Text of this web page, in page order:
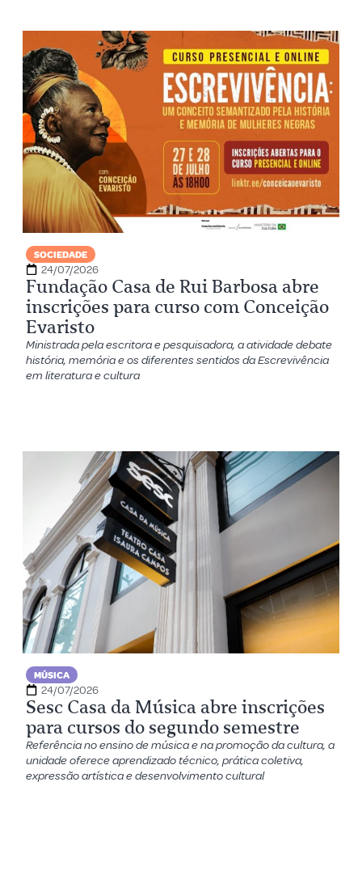
SOCIEDADE
24/07/2026
Fundação Casa de Rui Barbosa abre
inscrições para curso com Conceição
Evaristo
Ministrada pela escritora e pesquisadora, a atividade debate
história, memória e os diferentes sentidos da Escrevivência
em literatura e cultura
MÚSICA
24/07/2026
Sesc Casa da Música abre inscrições
para cursos do segundo semestre
Referência no ensino de música e na promoção da cultura, a
unidade oferece aprendizado técnico, prática coletiva,
expressão artística e desenvolvimento cultural